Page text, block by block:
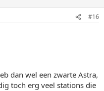
#16
dan wel een zwarte Astra,
toch erg veel stations die